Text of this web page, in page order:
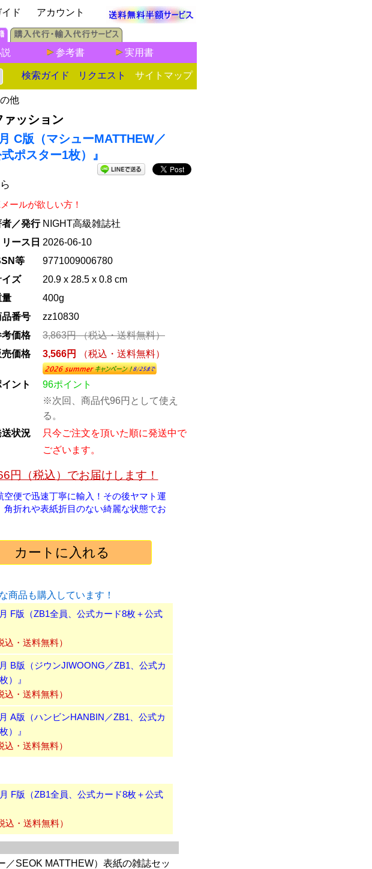
ド アカウント
参考書 実用書
検索ガイド リクエスト サイトマップ
他
ッション
C版（マシューMATTHEW／
ポスター1枚）』
ールが欲しい方！
者／発行 NIGHT高級雑誌社
リース日 2026-06-10
等
9771009006780
イズ
20.9 x 28.5 x 0.8 cm
量
400g
品番号
zz10830
考価格
3,863円（税込・送料無料）
売価格
3,566円 （税込・送料無料）
ント
96ポイント
※次回、商品代96円として使え
る。
送状況
只今ご注文を頂いた順に発送中で
ございます。
円（税込）でお届けします！
便で迅速丁寧に輸入！その後ヤマト運
折れや表紙折目のない綺麗な状態でお
商品も購入しています！
F版（ZB1全員、公式カード8枚＋公式
・送料無料）
B版（ジウンJIWOONG／ZB1、公式カ
）』
・送料無料）
A版（ハンビンHANBIN／ZB1、公式カ
）』
・送料無料）
F版（ZB1全員、公式カード8枚＋公式
・送料無料）
／SEOK MATTHEW）表紙の雑誌セッ